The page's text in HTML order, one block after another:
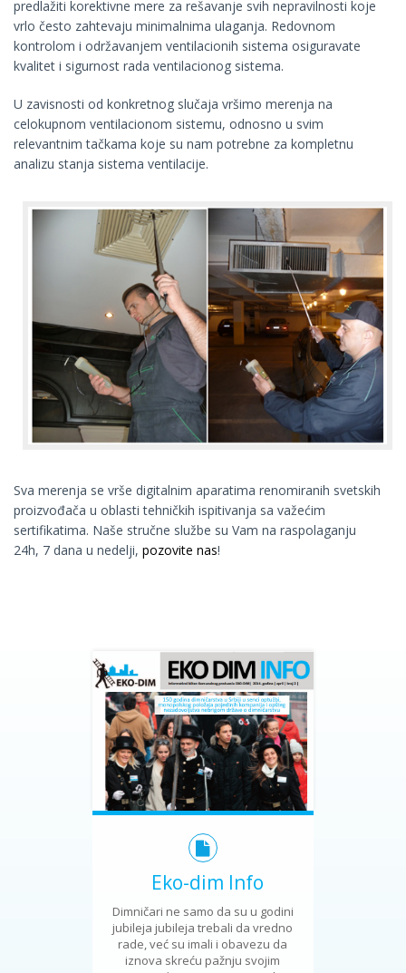
predlažiti korektivne mere za rešavanje svih nepravilnosti koje
vrlo često zahtevaju minimalnima ulaganja. Redovnom
kontrolom i održavanjem ventilacionih sistema osiguravate
kvalitet i sigurnost rada ventilacionog sistema.
U zavisnosti od konkretnog slučaja vršimo merenja na
celokupnom ventilacionom sistemu, odnosno u svim
relevantnim tačkama koje su nam potrebne za kompletnu
analizu stanja sistema ventilacije.
Sva merenja se vrše digitalnim aparatima renomiranih svetskih
proizvođača u oblasti tehničkih ispitivanja sa važećim
sertifikatima. Naše stručne službe su Vam na raspolaganju
24h, 7 dana u nedelji, pozovite nas!
Eko-dim Info
Dimničari ne samo da su u godini
jubileja jubileja trebali da vredno
rade, već su imali i obavezu da
iznova skreću pažnju svojim